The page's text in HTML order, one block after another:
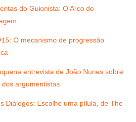
do Guionista: O Arco do
O mecanismo de progressão
entrevista de João Nunes sobre
dos argumentistas
Diálogos: Escolhe uma pílula, de The